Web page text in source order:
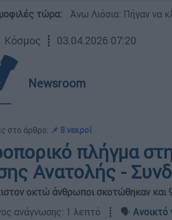
τώρα: Άνω Λιόσια: Πήγαν να
Κόσμος ┋ 03.04.2026 07:20
Newsroom
στο άρθρο: 📌 8 νεκροί
πλήγμα
Ανατολής -
οκτώ άνθρωποι σκοτώθηκαν και
ανάγνωσης: 1 λεπτό ┋ 🗣️ Ανοικτό